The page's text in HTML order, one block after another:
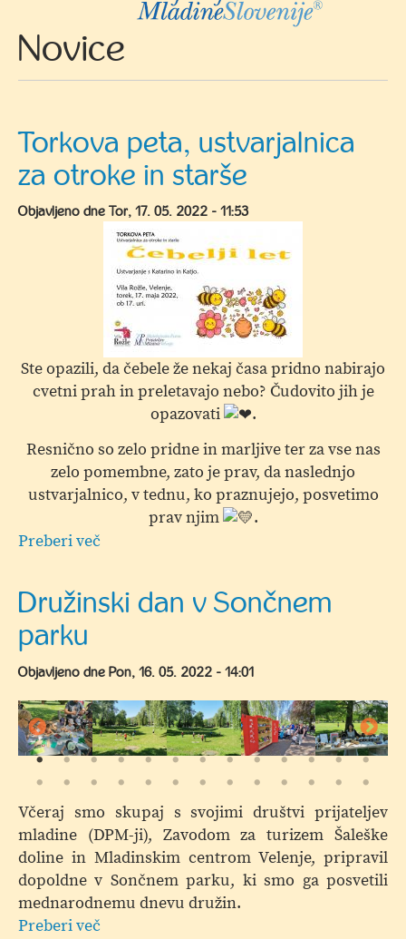
Novice
Torkova peta, ustvarjalnica
za otroke in starše
Objavljeno dne Tor, 17. 05. 2022 - 11:53
Ste opazili, da čebele že nekaj časa pridno nabirajo
cvetni prah in preletavajo nebo? Čudovito jih je
opazovati
.
Resnično so zelo pridne in marljive ter za vse nas
zelo pomembne, zato je prav, da naslednjo
ustvarjalnico, v tednu, ko praznujejo, posvetimo
prav njim
.
Preberi več
peta,
ustvarjalnica
in
starše
Družinski dan v Sončnem
parku
Objavljeno dne Pon, 16. 05. 2022 - 14:01
Včeraj smo skupaj s svojimi društvi prijateljev
mladine (DPM-ji), Zavodom za turizem Šaleške
doline in Mladinskim centrom Velenje, pripravil
dopoldne v Sončnem parku, ki smo ga posvetili
mednarodnemu dnevu družin.
Preberi več